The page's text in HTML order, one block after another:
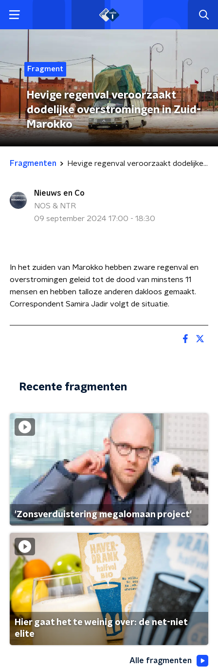
Fragment
Hevige regenval veroorzaakt
dodelijke overstromingen in Zuid-
Marokko
Fragmenten Hevige regenval veroorzaakt dodelijke overstromingen in Zuid-Marokko
Nieuws en Co
NOS & NTR
09 september 2024 17:00 - 18:30
In het zuiden van Marokko hebben zware regenval en
overstromingen geleid tot de dood van minstens 11
mensen en hebben talloze anderen dakloos gemaakt.
Correspondent Samira Jadir volgt de situatie.
Recente fragmenten
'Zonsverduistering megalomaan project'
Hier gaat het te weinig over: de net-niet
elite
Alle fragmenten